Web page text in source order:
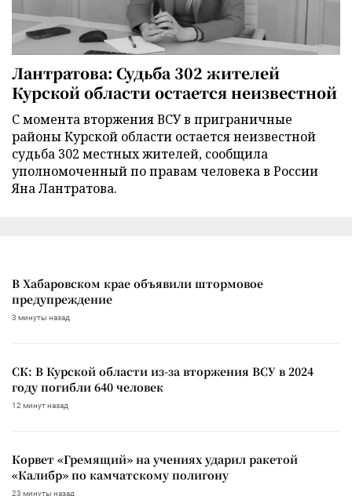
Лантратова: Судьба 302 жителей
Курской области остается неизвестной
С момента вторжения ВСУ в приграничные
районы Курской области остается неизвестной
судьба 302 местных жителей, сообщила
уполномоченный по правам человека в России
Яна Лантратова.
В Хабаровском крае объявили штормовое
предупреждение
3 минуты назад
СК: В Курской области из-за вторжения ВСУ в 2024
году погибли 640 человек
12 минут назад
Корвет «Гремящий» на учениях ударил ракетой
«Калибр» по камчатскому полигону
23 минуты назад